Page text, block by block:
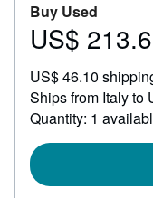
Buy Used
Price
213.66
US$
US$ 46.10
Ships from Italy to
Quantity: 1